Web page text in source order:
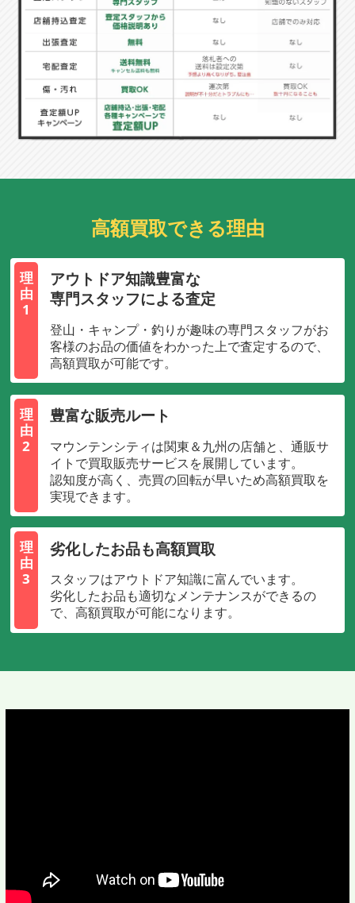
高額買取できる理由
理
由
1
アウトドア知識豊富な
専門スタッフによる査定
登山・キャンプ・釣りが趣味の専門スタッフがお
客様のお品の価値をわかった上で査定するので、
高額買取が可能です。
理
由
2
豊富な販売ルート
マウンテンシティは関東＆九州の店舗と、通販サ
イトで買取販売サービスを展開しています。
認知度が高く、売買の回転が早いため高額買取を
実現できます。
理
由
3
劣化したお品も高額買取
スタッフはアウトドア知識に富んでいます。
劣化したお品も適切なメンテナンスができるの
で、高額買取が可能になります。